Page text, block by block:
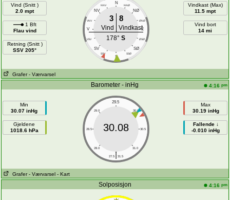
Vind (Snitt )
2.0 mpt
1 Bft
Flau vind
Retning (Snitt )
SSV 205°
N
NNV NNØ
NV NØ
VNV ØNØ
V E
VSV ØSØ
SV SØ
SSV SSØ
S
3 8
Vind
Vindkast
178°S
Vindkast (Max)
11.5 mpt
Vind bort
14 mi
Grafer - Værvarsel
Barometer - inHg 4:16 pm
Min
30.07 inHg
Gjeldene
1018.6 hPa
29.5
29.0 30.0
28.5 30.5
28.0 31.0
|
27.5 31.5
30.08
Max
30.19 inHg
Fallende ↓
-0.010 inHg
Grafer - Værvarsel - Kart
Solposisjon 4:16 pm